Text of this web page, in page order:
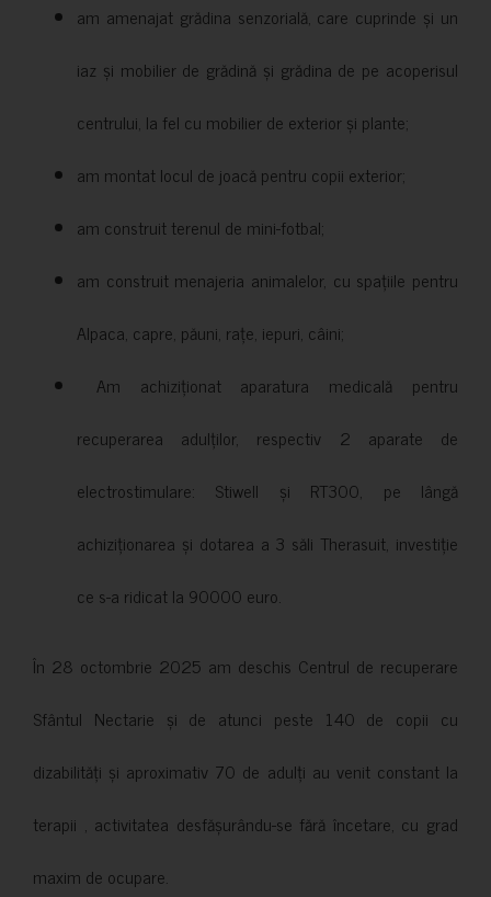
am amenajat grădina senzorială, care cuprinde și un
iaz și mobilier de grădină și grădina de pe acoperisul
centrului, la fel cu mobilier de exterior și plante;
am montat locul de joacă pentru copii exterior;
am construit terenul de mini-fotbal;
am construit menajeria animalelor, cu spațiile pentru
Alpaca, capre, păuni, rațe, iepuri, câini;
Am achiziționat aparatura medicală pentru
recuperarea adulților, respectiv 2 aparate de
electrostimulare: Stiwell și RT300, pe lângă
achiziționarea și dotarea a 3 săli Therasuit, investiție
ce s-a ridicat la 90000 euro.
În 28 octombrie 2025 am deschis Centrul de recuperare
Sfântul Nectarie și de atunci peste 140 de copii cu
dizabilități și aproximativ 70 de adulți au venit constant la
terapii , activitatea desfășurându-se fără încetare, cu grad
maxim de ocupare.